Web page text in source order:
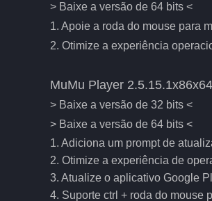
> Baixe a versão de 64 bits <
1. Apoie a roda do mouse para
2. Otimize a experiência
MuMu Player
> Baixe a versão de 32 bits <
> Baixe a versão de 64 bits <
1. Adiciona um prompt de
2. Otimize a experiência de
3. Atualize o aplicativo Google
4. Suporte ctrl + roda do mouse